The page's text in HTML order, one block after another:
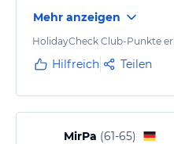
Mehr anzeigen
HolidayCheck Club-Punkte
Hilfreich Teilen
MirPa (61-65)